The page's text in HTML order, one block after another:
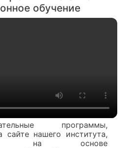
обучение
программы,
сайте нашего института,
на основе